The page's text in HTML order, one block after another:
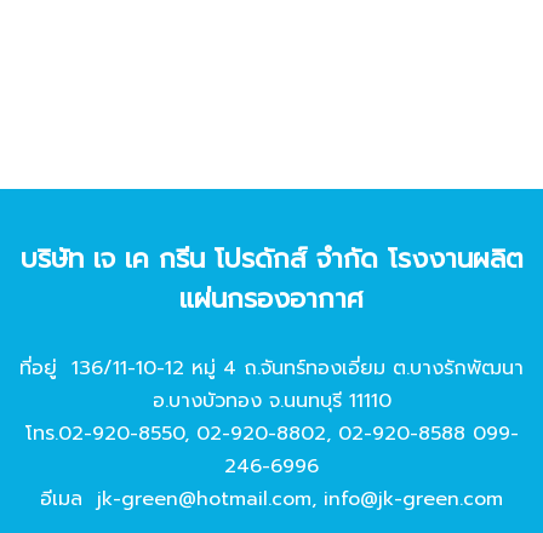
บริษัท เจ เค กรีน โปรดักส์ จํากัด โรงงานผลิต
แผ่นกรองอากาศ
ที่อยู่ 136/11-10-12 หมู่ 4 ถ.จันทร์ทองเอี่ยม ต.บางรักพัฒนา
อ.บางบัวทอง จ.นนทบุรี 11110
โทร.02-920-8550, 02-920-8802, 02-920-8588 099-
246-6996
อีเมล jk-green@hotmail.com, info@jk-green.com